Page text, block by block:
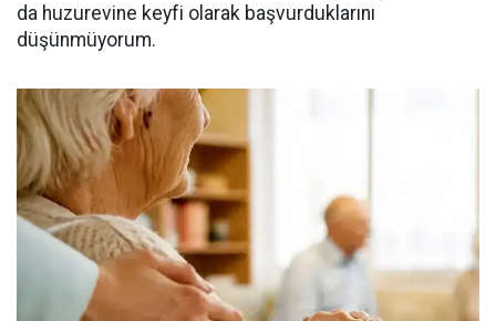
da huzurevine keyfi olarak başvurduklarını
düşünmüyorum.